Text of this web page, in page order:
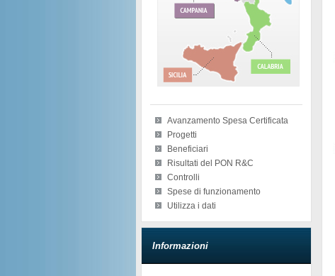
Avanzamento Spesa Certificata
Progetti
Beneficiari
Risultati del PON R&C
Controlli
Spese di funzionamento
Utilizza i dati
Informazioni